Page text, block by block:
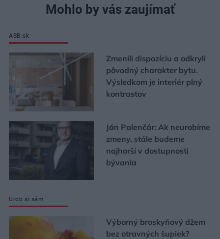
Mohlo by vás zaujímať
ASB.sk
Zmenili dispozíciu a odkryli
pôvodný charakter bytu.
Výsledkom je interiér plný
kontrastov
Ján Palenčár: Ak neurobíme
zmeny, stále budeme
najhorší v dostupnosti
bývania
Urob si sám
Výborný broskyňový džem
bez otravných šupiek?